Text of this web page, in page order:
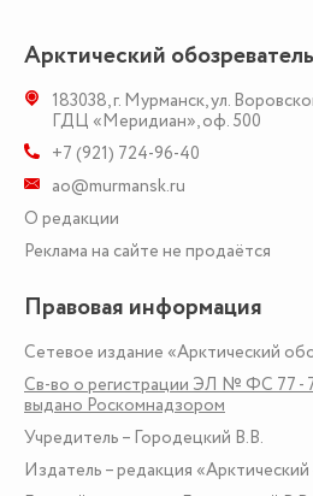
Арктический обозреватель
183038,г. Мурманск,ул.
ГДЦ «Меридиан», оф. 500
+7 (921) 724-96-40
ao@murmansk.ru
О редакции
Реклама на сайте не продаётся
Правовая информация
Сетевое издание «Арктический
Св-во о регистрации ЭЛ № ФС 77 -
выдано Роскомнадзором
Учредитель – Городецкий В.В.
Издатель – редакция